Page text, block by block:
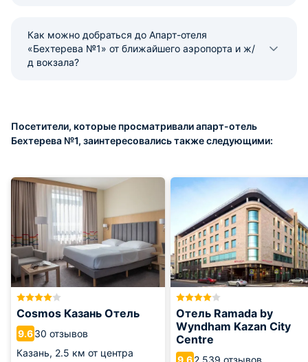
Как можно добраться до Апарт-отеля
«Бехтерева №1» от ближайшего аэропорта и ж/
д вокзала?
Посетители, которые просматривали апарт-отель
Бехтерева №1, заинтересовались также следующими:
Cosmos Казань Отель
9.630 отзывов
Казань, 2.5 км от центра
Отель Ramada by
Wyndham Kazan City
Centre
9.62 539 отзывов